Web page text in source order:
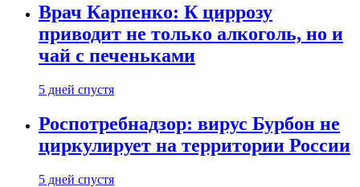
Врач Карпенко: К циррозу
приводит не только алкоголь, но и
чай с печеньками
5 дней спустя
Роспотребнадзор: вирус Бурбон не
циркулирует на территории России
5 дней спустя